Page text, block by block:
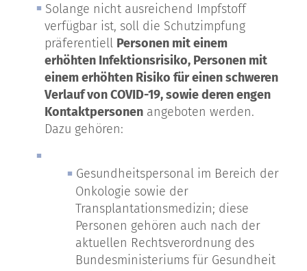
Solange nicht ausreichend Impfstoff
verfügbar ist, soll die Schutzimpfung
präferentiell Personen mit einem
erhöhten Infektionsrisiko, Personen mit
einem erhöhten Risiko für einen schweren
Verlauf von COVID-19, sowie deren engen
Kontaktpersonen angeboten werden.
Dazu gehören:
Gesundheitspersonal im Bereich der
Onkologie sowie der
Transplantationsmedizin; diese
Personen gehören auch nach der
aktuellen Rechtsverordnung des
Bundesministeriums für Gesundheit